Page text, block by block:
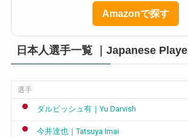
Amazonで探す
日本人選手一覧 ｜Japanese
選手
ダルビッシュ有｜Yu Darvish
今井達也｜Tatsuya Imai